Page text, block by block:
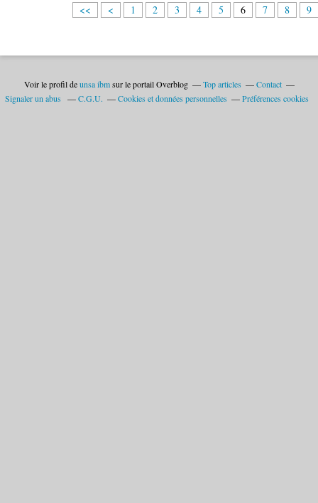
<< < 1 2 3 4 5 6 7 8 9
Voir le profil deunsa ibmsur le portail Overblog Top articles
Contact
Signaler un abus
C.G.U. Cookies et données personnelles Préférences cookies